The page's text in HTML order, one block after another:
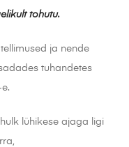
tohutu.
ja nende
tuhandetes
lühikese ajaga ligi